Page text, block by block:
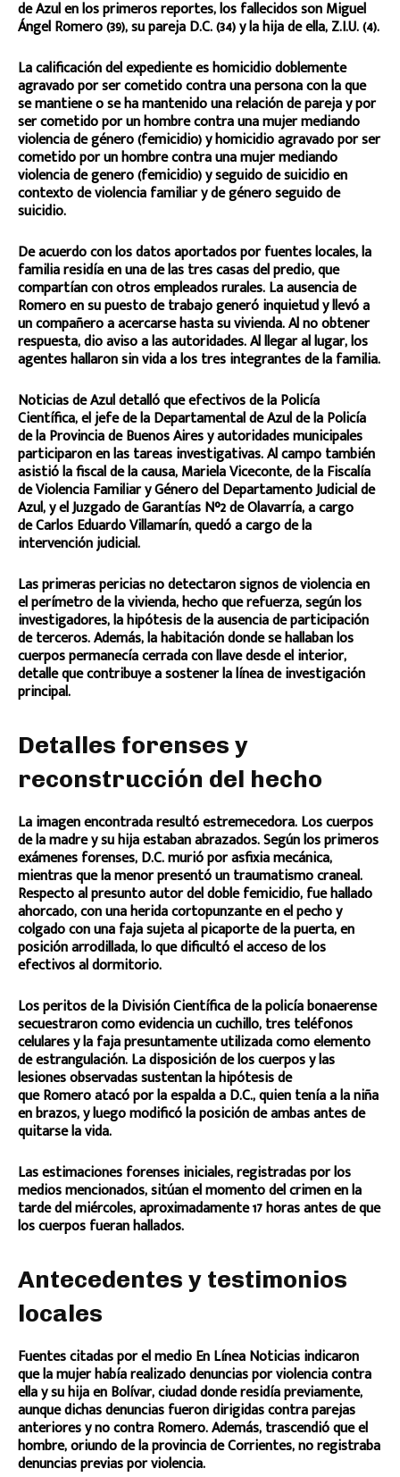
de Azul en los primeros reportes, los fallecidos son Miguel
Ángel Romero (39), su pareja D.C. (34) y la hija de ella, Z.I.U. (4).
La calificación del expediente es homicidio doblemente
agravado por ser cometido contra una persona con la que
se mantiene o se ha mantenido una relación de pareja y por
ser cometido por un hombre contra una mujer mediando
violencia de género (femicidio) y homicidio agravado por ser
cometido por un hombre contra una mujer mediando
violencia de genero (femicidio) y seguido de suicidio en
contexto de violencia familiar y de género seguido de
suicidio.
De acuerdo con los datos aportados por fuentes locales, la
familia residía en una de las tres casas del predio, que
compartían con otros empleados rurales. La ausencia de
Romero en su puesto de trabajo generó inquietud y llevó a
un compañero a acercarse hasta su vivienda. Al no obtener
respuesta, dio aviso a las autoridades. Al llegar al lugar, los
agentes hallaron sin vida a los tres integrantes de la familia.
Noticias de Azul detalló que efectivos de la Policía
Científica, el jefe de la Departamental de Azul de la Policía
de la Provincia de Buenos Aires y autoridades municipales
participaron en las tareas investigativas. Al campo también
asistió la fiscal de la causa, Mariela Viceconte, de la Fiscalía
de Violencia Familiar y Género del Departamento Judicial de
Azul, y el Juzgado de Garantías N°2 de Olavarría, a cargo
de Carlos Eduardo Villamarín, quedó a cargo de la
intervención judicial.
Las primeras pericias no detectaron signos de violencia en
el perímetro de la vivienda, hecho que refuerza, según los
investigadores, la hipótesis de la ausencia de participación
de terceros. Además, la habitación donde se hallaban los
cuerpos permanecía cerrada con llave desde el interior,
detalle que contribuye a sostener la línea de investigación
principal.
Detalles forenses y
reconstrucción del hecho
La imagen encontrada resultó estremecedora. Los cuerpos
de la madre y su hija estaban abrazados. Según los primeros
exámenes forenses, D.C. murió por asfixia mecánica,
mientras que la menor presentó un traumatismo craneal.
Respecto al presunto autor del doble femicidio, fue hallado
ahorcado, con una herida cortopunzante en el pecho y
colgado con una faja sujeta al picaporte de la puerta, en
posición arrodillada, lo que dificultó el acceso de los
efectivos al dormitorio.
Los peritos de la División Científica de la policía bonaerense
secuestraron como evidencia un cuchillo, tres teléfonos
celulares y la faja presuntamente utilizada como elemento
de estrangulación. La disposición de los cuerpos y las
lesiones observadas sustentan la hipótesis de
que Romero atacó por la espalda a D.C., quien tenía a la niña
en brazos, y luego modificó la posición de ambas antes de
quitarse la vida.
Las estimaciones forenses iniciales, registradas por los
medios mencionados, sitúan el momento del crimen en la
tarde del miércoles, aproximadamente 17 horas antes de que
los cuerpos fueran hallados.
Antecedentes y testimonios
locales
Fuentes citadas por el medio En Línea Noticias indicaron
que la mujer había realizado denuncias por violencia contra
ella y su hija en Bolívar, ciudad donde residía previamente,
aunque dichas denuncias fueron dirigidas contra parejas
anteriores y no contra Romero. Además, trascendió que el
hombre, oriundo de la provincia de Corrientes, no registraba
denuncias previas por violencia.